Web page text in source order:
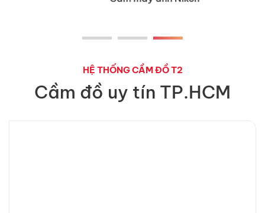
HỆ THỐNG CẦM ĐỒ T2
Cầm đồ uy tín TP.HCM